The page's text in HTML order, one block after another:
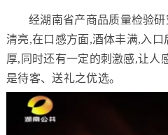
经湖南省产商品质量检验
清亮,在口感方面,酒体丰满,入
厚,同时还有一定的刺激感,让人
是待客、送礼之优选。